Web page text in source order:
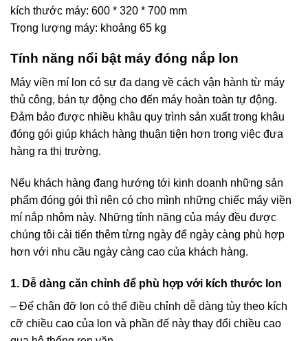
kích thước máy: 600 * 320 * 700 mm
Trọng lượng máy: khoảng 65 kg
Tính năng nổi bật máy đóng nắp lon
Máy viền mí lon có sự đa dạng về cách vận hành từ máy
thủ công, bán tự động cho đến máy hoàn toàn tự động.
Đảm bảo được nhiều khâu quy trình sản xuất trong khâu
đóng gói giúp khách hàng thuận tiện hơn trong việc đưa
hàng ra thị trường.
Nếu khách hàng đang hướng tới kinh doanh những sản
phẩm đóng gói thì nên có cho mình những chiếc máy viền
mí nắp nhôm này. Những tính năng của máy đều được
chúng tôi cải tiến thêm từng ngày để ngày càng phù hợp
hơn với nhu cầu ngày càng cao của khách hàng.
1. Dễ dàng căn chỉnh để phù hợp với kích thước lon
– Đế chân đỡ lon có thể điều chỉnh dễ dàng tùy theo kích
cỡ chiều cao của lon và phần đế này thay đổi chiều cao